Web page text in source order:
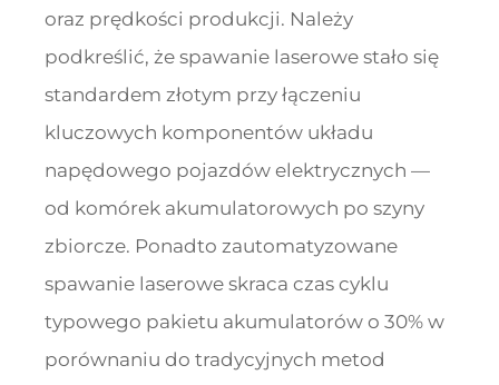
oraz prędkości produkcji. Należy
podkreślić, że spawanie laserowe stało się
standardem złotym przy łączeniu
kluczowych komponentów układu
napędowego pojazdów elektrycznych —
od komórek akumulatorowych po szyny
zbiorcze. Ponadto zautomatyzowane
spawanie laserowe skraca czas cyklu
typowego pakietu akumulatorów o 30% w
porównaniu do tradycyjnych metod